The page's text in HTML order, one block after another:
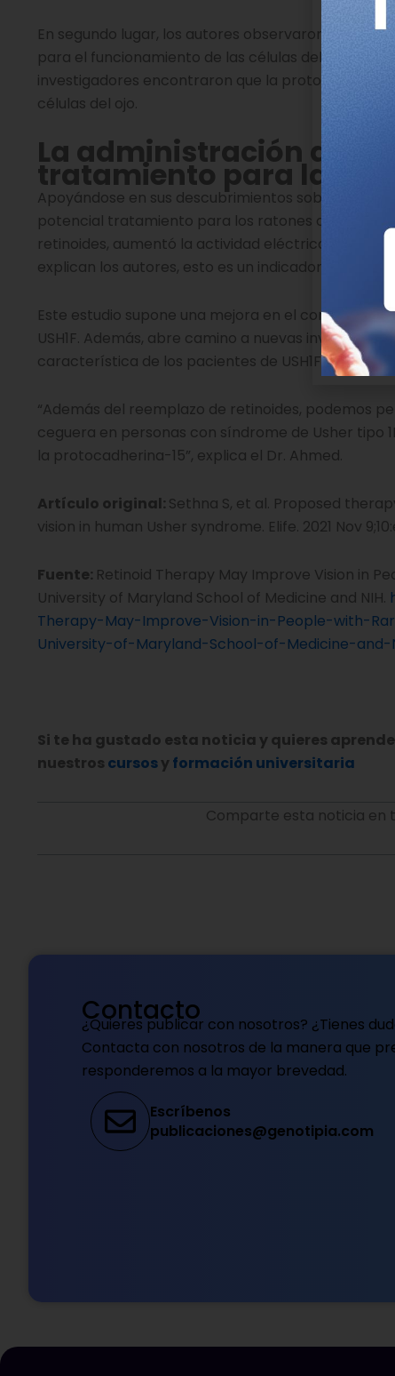
En segundo lugar, los autores observaron que, en
para el funcionamiento de las células del ojo, en
investigadores encontraron que la
células del ojo.
La administración de
tratamiento para la
Apoyándose en sus descubrimientos sobre las
potencial tratamiento para los ratones con
retinoides, aumentó la actividad eléctrica en las
explican los autores, esto es un indicador de la
Este estudio supone una mejora en el
USH1F. Además, abre camino a nuevas
característica de los pacientes de USH1F.
“Además del reemplazo de retinoides, podemos
ceguera en personas con síndrome de Usher tipo
la protocadherina-15”, explica el Dr. Ahmed.
Artículo original: Sethna S, et al. Proposed
vision in human Usher syndrome. Elife. 2021 Nov
Fuente: Retinoid Therapy May Improve Vision in
University of Maryland School of Medicine and NIH.
Therapy-May-Improve-Vision-in-People-with-
University-of-Maryland-School-of-Medicine-and-
Si te ha gustado esta noticia y quieres
nuestros cursosyformación universitaria
Comparte esta noticia en
Contacto
¿Quieres publicar con nosotros? ¿Tienes
Contacta con nosotros de la manera que
responderemos a la mayor brevedad.
Escríbenos
publicaciones@genotipia.com